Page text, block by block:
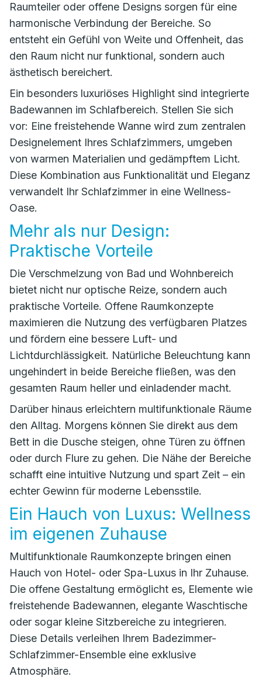
Raumteiler oder offene Designs sorgen für eine
harmonische Verbindung der Bereiche. So
entsteht ein Gefühl von Weite und Offenheit, das
den Raum nicht nur funktional, sondern auch
ästhetisch bereichert.
Ein besonders luxuriöses Highlight sind integrierte
Badewannen im Schlafbereich. Stellen Sie sich
vor: Eine freistehende Wanne wird zum zentralen
Designelement Ihres Schlafzimmers, umgeben
von warmen Materialien und gedämpftem Licht.
Diese Kombination aus Funktionalität und Eleganz
verwandelt Ihr Schlafzimmer in eine Wellness-
Oase.
Mehr als nur Design:
Praktische Vorteile
Die Verschmelzung von Bad und Wohnbereich
bietet nicht nur optische Reize, sondern auch
praktische Vorteile. Offene Raumkonzepte
maximieren die Nutzung des verfügbaren Platzes
und fördern eine bessere Luft- und
Lichtdurchlässigkeit. Natürliche Beleuchtung kann
ungehindert in beide Bereiche fließen, was den
gesamten Raum heller und einladender macht.
Darüber hinaus erleichtern multifunktionale Räume
den Alltag. Morgens können Sie direkt aus dem
Bett in die Dusche steigen, ohne Türen zu öffnen
oder durch Flure zu gehen. Die Nähe der Bereiche
schafft eine intuitive Nutzung und spart Zeit – ein
echter Gewinn für moderne Lebensstile.
Ein Hauch von Luxus: Wellness
im eigenen Zuhause
Multifunktionale Raumkonzepte bringen einen
Hauch von Hotel- oder Spa-Luxus in Ihr Zuhause.
Die offene Gestaltung ermöglicht es, Elemente wie
freistehende Badewannen, elegante Waschtische
oder sogar kleine Sitzbereiche zu integrieren.
Diese Details verleihen Ihrem Badezimmer-
Schlafzimmer-Ensemble eine exklusive
Atmosphäre.